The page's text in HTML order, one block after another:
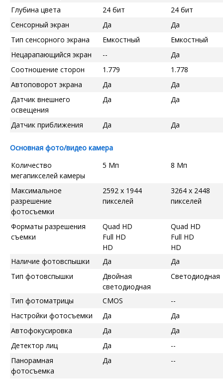
Глубина цвета
24 бит
24 бит
Сенсорный экран
Да
Да
Тип сенсорного экрана
Емкостный
Емкостный
Нецарапающийся экран
--
Да
Соотношение сторон
1.779
1.778
Автоповорот экрана
Да
Да
Датчик внешнего
освещения
Да Да
Датчик приближения Да Да
Основная фото/видео камера
Количество
мегапикселей камеры
5 Мп 8 Мп
Максимальное
разрешение
фотосъемки
2592 x 1944
пикселей
3264 x 2448
пикселей
Форматы разрешения
съемки
Quad HD
Full HD
HD
Quad HD
Full HD
HD
Наличие фотовспышки
Да
Да
Тип фотовспышки
Двойная
светодиодная
Светодиодная
Тип фотоматрицы CMOS
--
Настройки фотосъемки
Да
Да
Автофокусировка
Да
Да
Детектор лиц
Да
--
Панорамная
фотосъемка
Да --